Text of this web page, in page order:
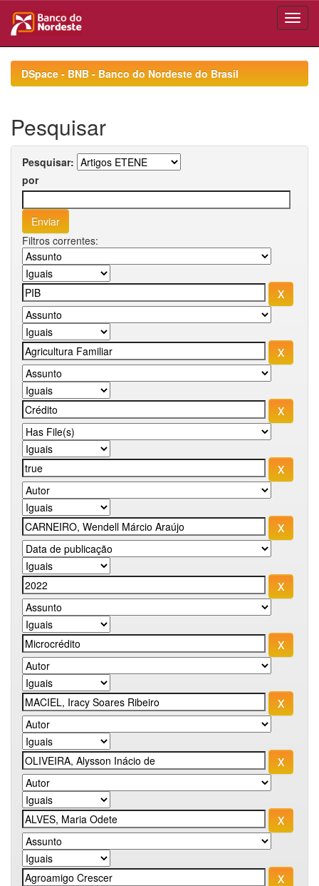
navigationDSpace - BNB - Banco do Nordeste do Brasil
Pesquisar
Pesquisar:
por
Filtros correntes: